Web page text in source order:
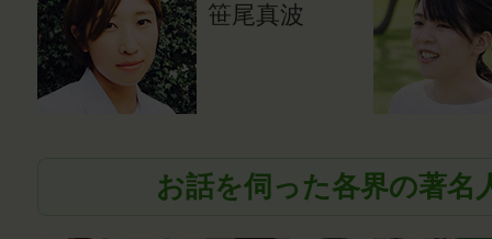
笹尾真波
お話を伺った各界の著名